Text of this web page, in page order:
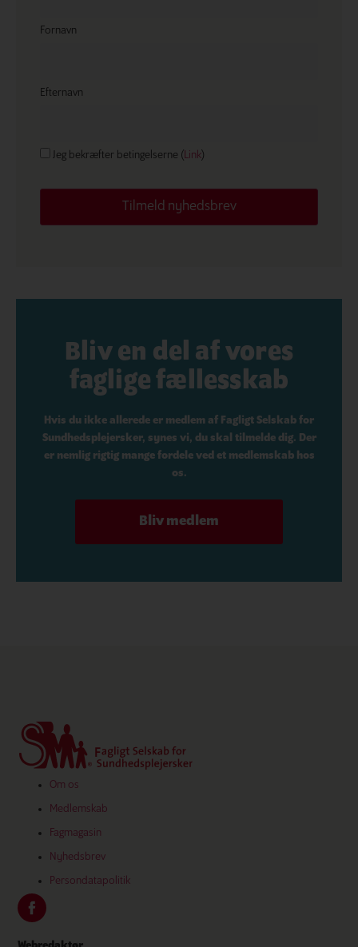
Fornavn
Efternavn
Jeg bekræfter betingelserne ( Link)
Bliv en del af vores
faglige fællesskab
Hvis du ikke allerede er medlem af Fagligt Selskab for
Sundhedsplejersker, synes vi, du skal tilmelde dig. Der
er nemlig rigtig mange fordele ved et medlemskab hos
os.
Bliv medlem
Om os
Medlemskab
Fagmagasin
Nyhedsbrev
Persondatapolitik